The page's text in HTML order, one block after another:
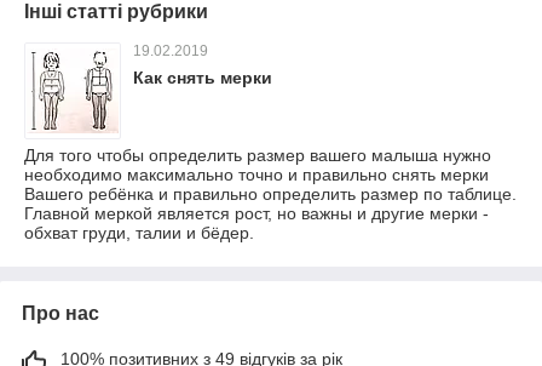
Інші статті рубрики
19.02.2019
Как снять мерки
Для того чтобы определить размер вашего малыша нужно
необходимо максимально точно и правильно снять мерки
Вашего ребёнка и правильно определить размер по таблице.
Главной меркой является рост, но важны и другие мерки -
обхват груди, талии и бёдер.
Про нас
100% позитивних з 49 відгуків за рік